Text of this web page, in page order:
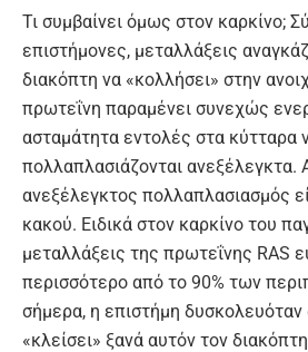
Τι συμβαίνει όμως στον καρκίνο;
επιστήμονες, μεταλλάξεις
διακόπτη να «κολλήσει» στην
πρωτεΐνη παραμένει συνεχώς
ασταμάτητα εντολές στα κύτταρα
πολλαπλασιάζονται ανεξέλεγκτα.
ανεξέλεγκτος πολλαπλασιασμός
κακού. Ειδικά στον καρκίνο του
μεταλλάξεις της πρωτεΐνης RAS
περισσότερο από το 90% των
σήμερα, η επιστήμη
«κλείσει» ξανά αυτόν τον